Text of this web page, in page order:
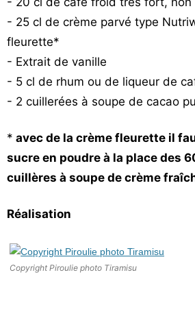
- 25 cl de crème parvé type
fleurette*
- Extrait de vanille
- 5 cl de rhum ou de liqueur de
- 2 cuillerées à soupe de cacao
* avec de la crème fleurette il
sucre en poudre à la place des
cuillères à soupe de crème
Réalisation
Copyright Piroulie photo Tiramisu